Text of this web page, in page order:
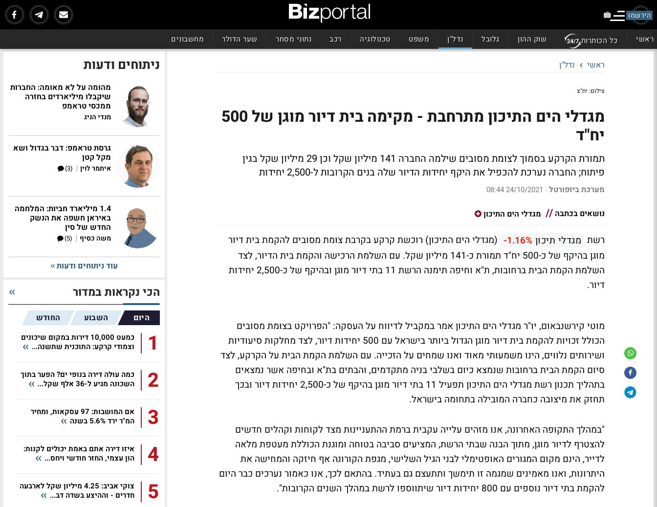
הירשמו
ראשי כל הכותרות שוק ההון גלובל נדל"ן משפט טכנולוגיה רכב נתוני מסחר שער הדולר מחשבונים
ראשי נדל"ן
צילום: יח"צ
מגדלי הים התיכון מתרחבת - מקימה בית דיור מוגן של 500
יח"ד
תמורת הקרקע בסמוך לצומת מסובים שילמה החברה 141 מיליון שקל וכן 29 מיליון שקל בגין
פיתוח; החברה נערכת להכפיל את היקף יחידות הדיור שלה בנים הקרובות ל-2,500 יחידות
מערכת ביזפורטל |
24/10/2021 08:44
נושאים בכתבה מגדלי הים התיכון
רשת מגדלי תיכון -1.16% (מגדלי הים התיכון) רוכשת קרקע בקרבת צומת מסובים להקמת בית דיור
מוגן בהיקף של כ-500 יח"ד תמורת כ-141 מיליון שקל. עם השלמת הרכישה והקמת בית הדיור, לצד
השלמת הקמת הבית ברחובות, ת"א וחיפה תימנה הרשת 11 בתי דיור מוגן ובהיקף של כ-2,500 יחידות
דיור.
מוטי קירשנבאום, יו"ר מגדלי הים התיכון אמר במקביל לדיווח על העסקה: "הפרויקט בצומת מסובים
הכולל זכויות להקמת בית דיור מוגן הגדול ביותר בישראל עם 500 יחידות דיור, לצד מחלקות סיעודיות
ושירותים נלווים, הינו משמעותי מאוד ואנו שמחים על הזכייה. עם השלמת הקמת הבית על הקרקע, לצד
סיום הקמת הבית ברחובות שנמצא כיום בשלבי בניה מתקדמים, והבתים בת"א ובחיפה אשר נמצאים
בתהליך תכנון רשת מגדלי הים התיכון תפעיל 11 בתי דיור מוגן בהיקף של כ-2,500 יחידות דיור ובכך
תחזק את מיצובה כחברה המובילה בתחומה בישראל.
"במהלך התקופה האחרונה, אנו מזהים עלייה עקבית ברמת ההתעניינות מצד לקוחות וקהלים חדשים
להצטרף לדיור מוגן, מתוך הבנה שבתי הרשת, המציעים סביבה בטוחה ומוגנת הכוללת מעטפת מלאה
לדייר, הינם מקום המגורים האופטימלי לבני הגיל השלישי, מגפת הקורונה אף חיזקה והמחישה את
היתרונות, ואנו מאמינים שמגמה זו תימשך ותתעצם גם בעתיד. בהתאם לכך, אנו כאמור נערכים כבר היום
להקמת בתי דיור נוספים עם 800 יחידות דיור שיתווספו לרשת במהלך השנים הקרובות".
ניתוחים ודעות
מהומה על לא מאומה: החברות
שיקבלו מיליארדים בחזרה
ממכסי טראמפ
מנדי הניג
גרסת טראמפ: דבר בגדול ושא
מקל קטן
איתמר לוין |
(3)
1.4 מיליארד חביות: המלחמה
באיראן חשפה את הנשק
החדש של סין
משה כסיף |
(5)
עוד ניתוחים ודעות
הכי נקראות במדור
היום השבוע החודש
1
כמעט 10,000 דירות במקום שיכונים
וצמודי קרקע: התוכנית שתשנה...
2
כמה עולה דירה בנופי ים? הפער בתוך
השכונה מגיע ל-36 אלף שקל...
3
אם המושבות: 97 עסקאות, ומחיר
המ"ר ירד 5.6% בשנה
4
איזו דירה אתם באמת יכולים לקנות:
הון עצמי, החזר חודשי ויחס...
5
צוקי אביב: 4.25 מיליון שקל לארבעה
חדרים - וההיצע בשדה דב...